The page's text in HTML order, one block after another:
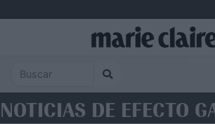
NOTICIAS DE EFECTO